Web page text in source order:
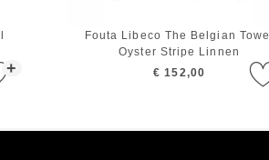
+
Fouta Libeco The Belgian Towel
Oyster Stripe Linnen
€ 152,00